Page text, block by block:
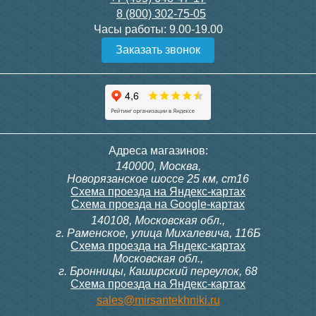
Конвектор ITT.080.200.1300
с решеткой GRILL.SGW-20-
Конвектор ITT.080.200.1000
с решеткой GRILL.SGW-20-
Конвектор ITT.080.200.1000
с решеткой GRILL.SGW-20-
Конвектор ITT.080.200.900 с
решеткой GRILL.SGA-20-
Подробнее Подробнее
300, 230В (врезной - квадр.
9 700
конвектора прямой itermic
ITFS
5 150
8 (800) 302-75-05
Часы работы: 9.00-19.00
Заказать звонок
Адреса магазинов:
140000, Москва,
Новорязанское шоссе 25 км, ст16
Схема проезда на Яндекс-картах
Схема проезда на Google-картах
140108, Московская обл.,
г. Раменское, улица Михалевича, 116Б
Схема проезда на Яндекс-картах
Московская обл.,
г. Бронницы, Каширский переулок, 68
Схема проезда на Яндекс-картах
sales@mirsantekhniki.ru